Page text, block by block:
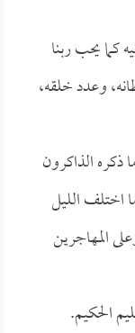
كما يحب ربنا
وعدد خلقه،
الذاكرون
اختلف الليل
المهاجرين
الحكيم.